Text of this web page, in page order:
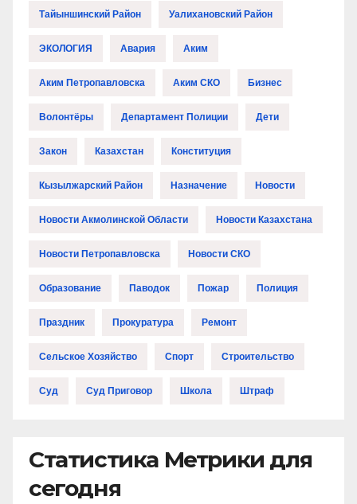
Тайыншинский Район Уалихановский Район
ЭКОЛОГИЯ Авария Аким
Аким Петропавловска Аким СКО Бизнес
Волонтёры Департамент Полиции Дети
Закон Казахстан Конституция
Кызылжарский Район Назначение Новости
Новости Акмолинской Области Новости Казахстана
Новости Петропавловска Новости СКО
Образование Паводок Пожар Полиция
Праздник Прокуратура Ремонт
Сельское Хозяйство Спорт Строительство
Суд Суд Приговор Школа Штраф
Статистика Метрики для
сегодня